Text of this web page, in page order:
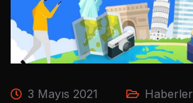
3 Mayıs 2021 Haberler